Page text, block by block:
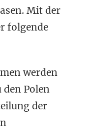
Mit der
folgende
werden
Polen
der